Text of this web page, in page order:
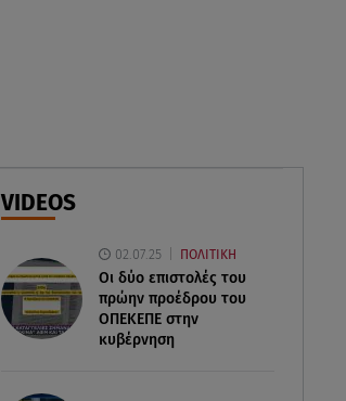
Ανδρομάχη: «Είσαι το φως στη
ζωή μου» – Η νέα ανάρτηση με
τον γιο της
VIDEOS
02.07.25 ΠΟΛΙΤΙΚΗ
Οι δύο επιστολές του
πρώην προέδρου του
ΟΠΕΚΕΠE στην
κυβέρνηση